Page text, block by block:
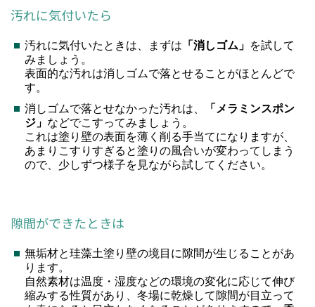
汚れに気付いたら
汚れに気付いたときは、まずは 「消しゴム」 を試して
みましょう。
表面的な汚れは消しゴムで落とせることがほとんどで
す。
消しゴムで落とせなかった汚れは、
「メラミンスポン
ジ」 などでこすってみましょう。
これは塗り壁の表面を薄く削る手当てになりますが、
あまりこすりすぎると塗りの風合いが変わってしまう
ので、少しずつ様子を見ながら試してください。
隙間ができたときは
無垢材と珪藻土塗り壁の境目に隙間が生じることがあ
ります。
自然素材は温度・湿度などの環境の変化に応じて伸び
縮みする性質があり、冬場に乾燥して隙間が目立って